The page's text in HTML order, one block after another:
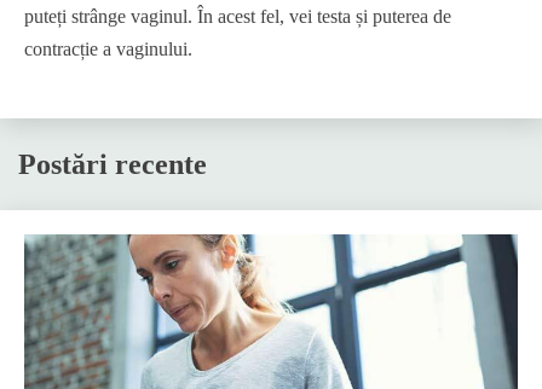
puteți strânge vaginul. În acest fel, vei testa și puterea de
contracție a vaginului.
Postări recente